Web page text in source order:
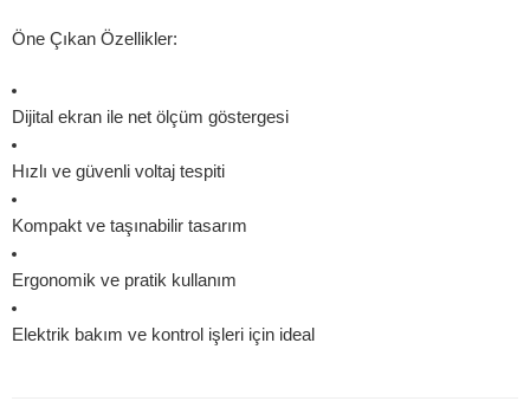
Öne Çıkan Özellikler:
Dijital ekran ile net ölçüm göstergesi
Hızlı ve güvenli voltaj tespiti
Kompakt ve taşınabilir tasarım
Ergonomik ve pratik kullanım
Elektrik bakım ve kontrol işleri için ideal